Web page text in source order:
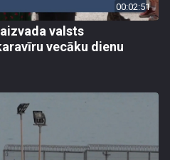
00:02:51
valsts
vecāku dienu